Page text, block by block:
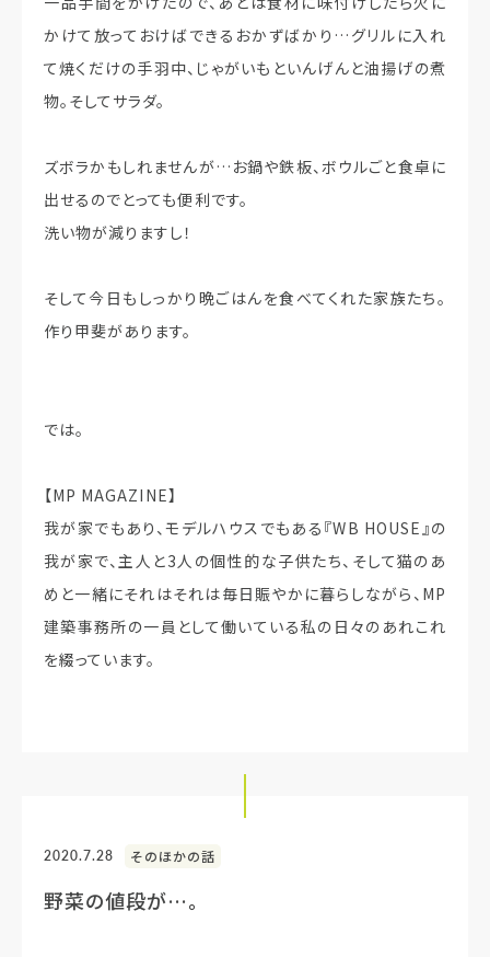
かけて放っておけばできるおかずばかり…グリルに入れ
て焼くだけの手羽中、じゃがいもといんげんと油揚げの煮
物。そしてサラダ。
ズボラかもしれませんが…お鍋や鉄板、ボウルごと食卓に
出せるのでとっても便利です。
洗い物が減りますし！
そして今日もしっかり晩ごはんを食べてくれた家族たち。
作り甲斐があります。
では。
【MP MAGAZINE】
我が家でもあり、モデルハウスでもある『WB HOUSE』の
我が家で、主人と3人の個性的な子供たち、そして猫のあ
めと一緒にそれはそれは毎日賑やかに暮らしながら、MP
建築事務所の一員として働いている私の日々のあれこれ
を綴っています。
2020.7.28 そのほかの話
野菜の値段が…。